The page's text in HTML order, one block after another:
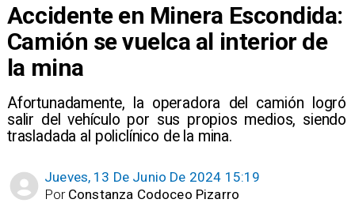
Accidente en Minera Escondida:
Camión se vuelca al interior de
la mina
​Afortunadamente, la operadora del camión logró
salir del vehículo por sus propios medios, siendo
trasladada al policlínico de la mina.
Jueves, 13 De Junio De 2024 15:19
Constanza Codoceo Pizarro
Por